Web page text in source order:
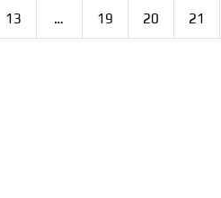
13 … 19 20 21